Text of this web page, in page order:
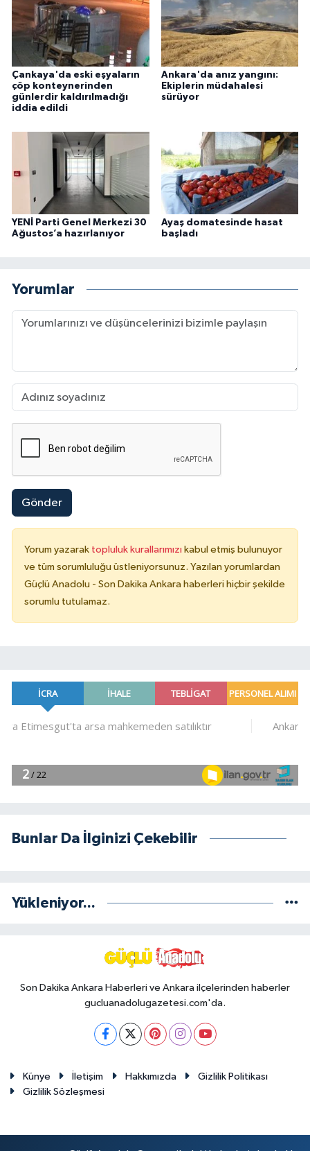
Çankaya'da eski eşyaların
çöp konteynerinden
günlerdir kaldırılmadığı
iddia edildi
Ankara'da anız yangını:
Ekiplerin müdahalesi
sürüyor
YENİ Parti Genel Merkezi 30
Ağustos’a hazırlanıyor
Ayaş domatesinde hasat
başladı
Yorumlar
Gönder
Yorum yazarak topluluk kurallarımızı kabul etmiş bulunuyor
ve tüm sorumluluğu üstleniyorsunuz. Yazılan yorumlardan
Güçlü Anadolu - Son Dakika Ankara haberleri hiçbir şekilde
sorumlu tutulamaz.
Bunlar Da İlginizi Çekebilir
Yükleniyor...
Son Dakika Ankara Haberleri ve Ankara ilçelerinden haberler
gucluanadolugazetesi.com'da.
Künye İletişim Hakkımızda
Gizlilik Politikası
Gizlilik Sözleşmesi